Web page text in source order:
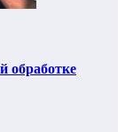
обработке